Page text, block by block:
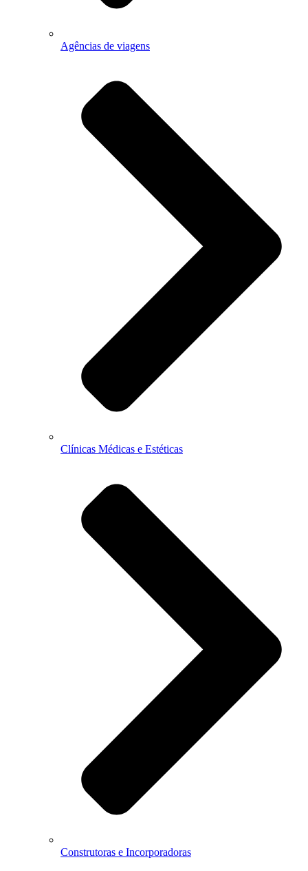
Agências de viagens
Clínicas Médicas e Estéticas
Construtoras e Incorporadoras